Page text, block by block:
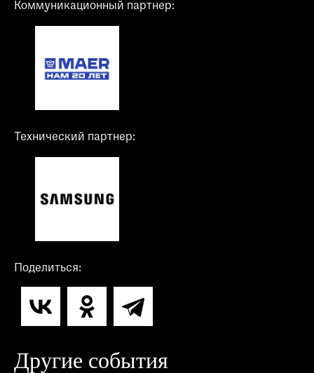
Коммуникационный партнер:
Технический партнер:
Поделиться:
Другие события